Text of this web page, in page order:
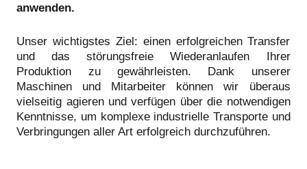
anwenden.
Unser wichtigstes Ziel: einen erfolgreichen Transfer
und das störungsfreie Wiederanlaufen Ihrer
Produktion zu gewährleisten. Dank unserer
Maschinen und Mitarbeiter können wir überaus
vielseitig agieren und verfügen über die notwendigen
Kenntnisse, um komplexe industrielle Transporte und
Verbringungen aller Art erfolgreich durchzuführen.